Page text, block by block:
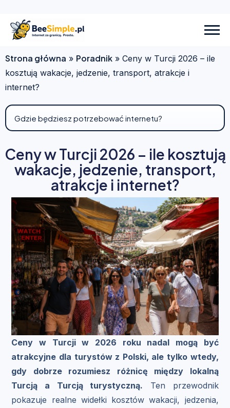
Strona główna » Poradnik » Ceny w Turcji 2026 – ile
kosztują wakacje, jedzenie, transport, atrakcje i
internet?
Ceny w Turcji 2026 – ile kosztują
wakacje, jedzenie, transport,
atrakcje i internet?
Ceny w Turcji w 2026 roku nadal mogą być
atrakcyjne dla turystów z Polski, ale tylko wtedy,
gdy dobrze rozumiesz różnicę między lokalną
Turcją a Turcją turystyczną. Ten przewodnik
pokazuje realne widełki kosztów wakacji, jedzenia,